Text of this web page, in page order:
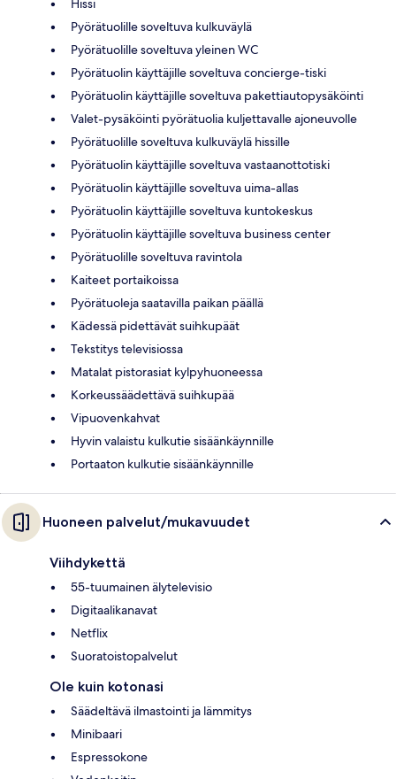
Hissi
Pyörätuolille soveltuva kulkuväylä
Pyörätuolille soveltuva yleinen WC
Pyörätuolin käyttäjille soveltuva concierge-tiski
Pyörätuolin käyttäjille soveltuva pakettiautopysäköinti
Valet-pysäköinti pyörätuolia kuljettavalle ajoneuvolle
Pyörätuolille soveltuva kulkuväylä hissille
Pyörätuolin käyttäjille soveltuva vastaanottotiski
Pyörätuolin käyttäjille soveltuva uima-allas
Pyörätuolin käyttäjille soveltuva kuntokeskus
Pyörätuolin käyttäjille soveltuva business center
Pyörätuolille soveltuva ravintola
Kaiteet portaikoissa
Pyörätuoleja saatavilla paikan päällä
Kädessä pidettävät suihkupäät
Tekstitys televisiossa
Matalat pistorasiat kylpyhuoneessa
Korkeussäädettävä suihkupää
Vipuovenkahvat
Hyvin valaistu kulkutie sisäänkäynnille
Portaaton kulkutie sisäänkäynnille
Huoneen palvelut/mukavuudet
Viihdykettä
55-tuumainen älytelevisio
Digitaalikanavat
Netflix
Suoratoistopalvelut
Ole kuin kotonasi
Säädeltävä ilmastointi ja lämmitys
Minibaari
Espressokone